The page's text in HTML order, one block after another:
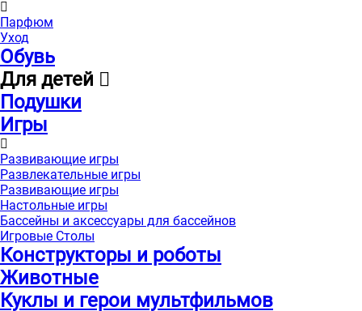
Парфюм
Уход
Обувь
Для детей
Подушки
Игры
Развивающие игры
Развлекательные игры
Развивающие игры
Настольные игры
Бассейны и аксессуары для бассейнов
Игровые Столы
Конструкторы и роботы
Животные
Куклы и герои мультфильмов